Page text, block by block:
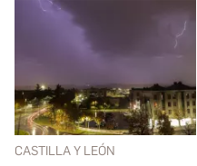
CASTILLA Y LEÓN